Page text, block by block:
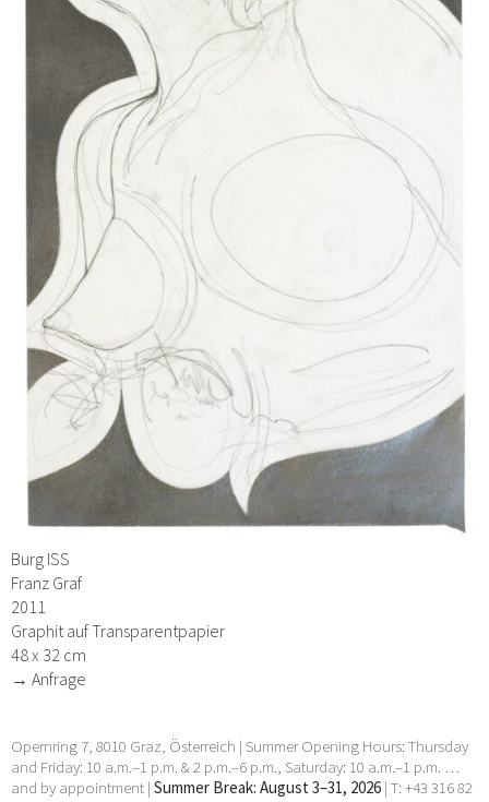
Burg ISS
Franz Graf
2011
Graphit auf Transparentpapier
48 x 32 cm
→ Anfrage
Opernring 7, 8010 Graz, Österreich | Summer Opening Hours: Thursday
and Friday: 10 a.m.–1 p.m. & 2 p.m.–6 p.m., Saturday: 10 a.m.–1 p.m. …
and by appointment | Summer Break: August 3–31, 2026 | T: +43 316 82